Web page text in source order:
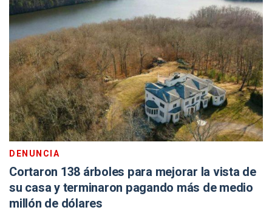
DENUNCIA
Cortaron 138 árboles para mejorar la vista de
su casa y terminaron pagando más de medio
millón de dólares